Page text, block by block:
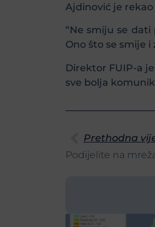
Ajdinović je
“Ne smiju se
Ono što se smije
Direktor FUIP-a
sve bolja
Prethodna
Podijelite na